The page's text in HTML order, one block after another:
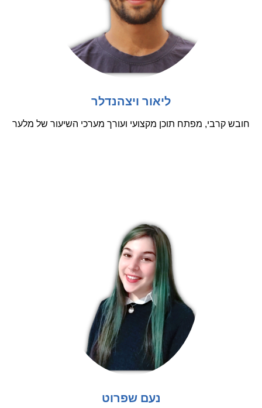
ליאור ויצהנדלר
חובש קרבי, מפתח תוכן מקצועי ועורך מערכי השיעור של מלער
נעם שפרוט